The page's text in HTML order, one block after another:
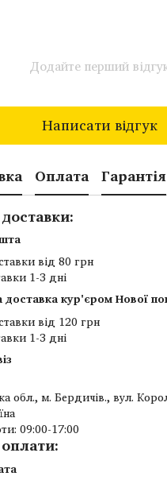
Додайте перший
Написати відгук
Оплата Гарантія
від 80 грн
1-3 дні
доставка кур'єром Нової
від 120 грн
1-3 дні
обл., м. Бердичів., вул.
09:00-17:00